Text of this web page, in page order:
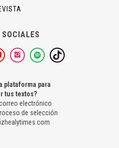
SOCIALES
plataforma para
tus textos?
electrónico
de selección